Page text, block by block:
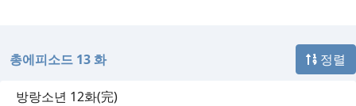
총에피소드 13 화 정렬
방랑소년 12화(完)